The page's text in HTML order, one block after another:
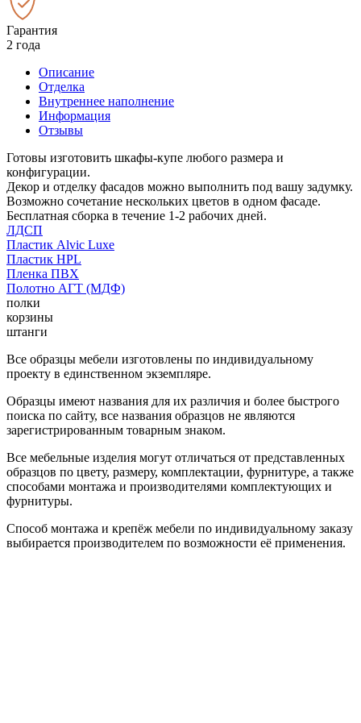
Гарантия
2 года
Описание
Отделка
Внутреннее наполнение
Информация
Отзывы
Готовы изготовить шкафы-купе любого размера и
конфигурации.
Декор и отделку фасадов можно выполнить под вашу задумку.
Возможно сочетание нескольких цветов в одном фасаде.
Бесплатная сборка в течение 1-2 рабочих дней.
ЛДСП
Пластик Alvic Luxe
Пластик HPL
Пленка ПВХ
Полотно АГТ (МДФ)
полки
корзины
штанги
Все образцы мебели изготовлены по индивидуальному
проекту в единственном экземпляре.
Образцы имеют названия для их различия и более быстрого
поиска по сайту, все названия образцов не являются
зарегистрированным товарным знаком.
Все мебельные изделия могут отличаться от представленных
образцов по цвету, размеру, комплектации, фурнитуре, а также
способами монтажа и производителями комплектующих и
фурнитуры.
Способ монтажа и крепёж мебели по индивидуальному заказу
выбирается производителем по возможности её применения.